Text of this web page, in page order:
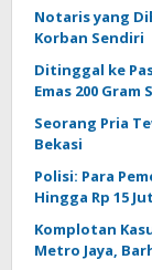
Notaris yang
Korban Sendiri
Ditinggal ke
Emas 200 Gram
Seorang Pria
Bekasi
Polisi: Para
Hingga Rp 15
Komplotan
Metro Jaya,